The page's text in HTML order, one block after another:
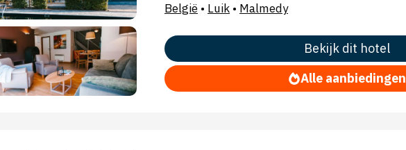
België • Luik • Malmedy
Bekijk dit hotel
Alle aanbiedingen